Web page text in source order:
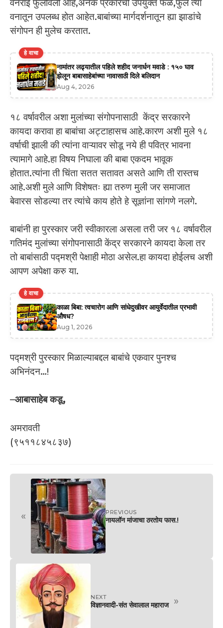
वनराई फुलविली आहे,अनेक प्रकारची उपयुक्त फळे,फुले त्या
वनातून उपलब्ध होत आहेत.बाबांच्या मार्गदर्शनातून ह्या झाडांचे
संगोपन ही मुलेच करतात.
हे वाचा
नामांतर लढ्यातील पहिले शहीद जनार्धन मवाडे : १५० घाव
झेलून बाबासाहेबांच्या नावासाठी दिले बलिदान
Aug 4, 2026
१८ वर्षावरील अशा मुलांच्या संगोपनासाठी केंद्र सरकारने
कायदा करावा हा बाबांचा अट्टाहासच आहे.कारण अशी मुले १८
वर्षाची झाली की त्यांना वाऱ्यावर सोडू नये ही पवित्र भावना
त्यामागे आहे.हा विषय निघाला की बाबा एकदम भावूक
होतात.त्यांना ती चिंता सतत सतावत असते आणि ती रास्तच
आहे.अशी मुले आणि विशेषतः ह्या तरुण मुली जर समाजात
बेवारस सोडल्या तर त्यांचे काय होते हे सूज्ञांना सांगणे नलगे.
बाबांनी हा पुरस्कार जरी स्वीकारला असला तरी जर १८ वर्षावरील
गतिमंद मुलांच्या संगोपनासाठी केंद्र सरकारने कायदा केला तर
तो बाबांसाठी पद्मश्री पेक्षाही मोठा असेल.हा कायदा होईलच अशी
आपण अपेक्षा करु या.
हे वाचा
काळा बिबा: त्वचारोग आणि सांधेदुखीवर आयुर्वेदातील प्रभावी
औषध?
Aug 1, 2026
पद्मश्री पुरस्कार मिळाल्याबद्दल बाबांचे एकवार पुनश्च
अभिनंदन…!
–आबासाहेब कडू,
अमरावती
(९५११८४५८३७)
« PREVIOUS
नायलॉन मांजाचा ठरतोय फास.!
NEXT
विज्ञानवादी-संत सेवालाल महाराज »